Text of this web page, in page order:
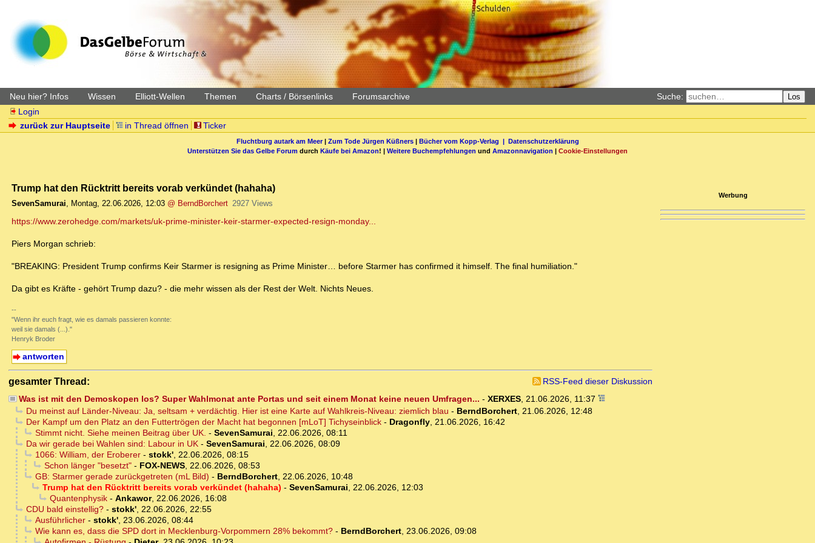
Neu hier? Infos Wissen Elliott-Wellen Themen Charts / Börsenlinks Forumsarchive Suche: Los
Login
zurück zur Hauptseite
in Thread öffnen Ticker
Fluchtburg autark am Meer| Zum Tode Jürgen Küßners| Bücher vom Kopp-Verlag | Datenschutzerklärung
Unterstützen Sie das Gelbe Forum durch Käufe bei Amazon! | Weitere Buchempfehlungen und Amazonnavigation | Cookie-Einstellungen
Trump hat den Rücktritt bereits vorab verkündet (hahaha)
SevenSamurai, Montag, 22.06.2026, 12:03 @ BerndBorchert 2927 Views
https://www.zerohedge.com/markets/uk-prime-minister-keir-starmer-expected-resign-monday...
Piers Morgan schrieb:
"BREAKING: President Trump confirms Keir Starmer is resigning as Prime Minister… before Starmer has confirmed it himself. The final humiliation."
Da gibt es Kräfte - gehört Trump dazu? - die mehr wissen als der Rest der Welt. Nichts Neues.
--
"Wenn ihr euch fragt, wie es damals passieren konnte:
weil sie damals (...)."
Henryk Broder
antworten
gesamter Thread:
RSS-Feed dieser Diskussion
Was ist mit den Demoskopen los? Super Wahlmonat ante Portas und seit einem Monat keine neuen Umfragen... - XERXES, 21.06.2026, 11:37
Du meinst auf Länder-Niveau: Ja, seltsam + verdächtig. Hier ist eine Karte auf Wahlkreis-Niveau: ziemlich blau - BerndBorchert, 21.06.2026, 12:48
Der Kampf um den Platz an den Futtertrögen der Macht hat begonnen [mLoT] Tichyseinblick- Dragonfly, 21.06.2026, 16:42
Stimmt nicht. Siehe meinen Beitrag über UK. - SevenSamurai, 22.06.2026, 08:11
Da wir gerade bei Wahlen sind: Labour in UK- SevenSamurai, 22.06.2026, 08:09
1066: William, der Eroberer- stokk', 22.06.2026, 08:15
Schon länger "besetzt"- FOX-NEWS, 22.06.2026, 08:53
GB: Starmer gerade zurückgetreten (mL Bild) - BerndBorchert, 22.06.2026, 10:48
Trump hat den Rücktritt bereits vorab verkündet (hahaha) - SevenSamurai, 22.06.2026, 12:03
Quantenphysik- Ankawor, 22.06.2026, 16:08
CDU bald einstellig?- stokk', 22.06.2026, 22:55
Ausführlicher- stokk', 23.06.2026, 08:44
Wie kann es, dass die SPD dort in Mecklenburg-Vorpommern 28% bekommt?- BerndBorchert, 23.06.2026, 09:08
Werbung